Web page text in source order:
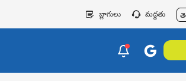
బ్లాగులు మద్దతు